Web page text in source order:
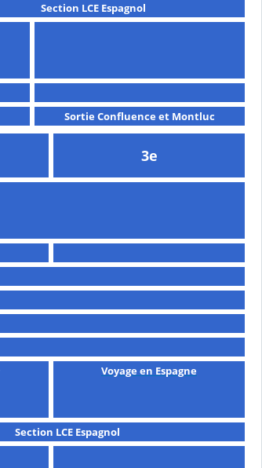
Section LCE Espagnol
Sortie Confluence et Montluc
3e
Voyage en Espagne
Section LCE Espagnol